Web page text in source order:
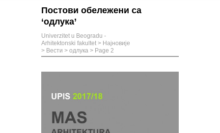
Постови обележени са
‘одлука’
Univerzitet u Beogradu -
Arhitektonski fakultet > Најновије
> Вести > одлука > Page 2